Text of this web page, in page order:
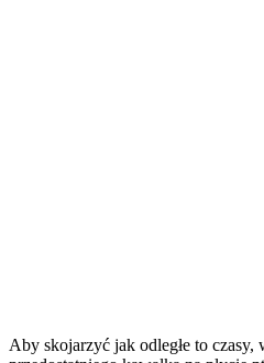
Aby skojarzyć jak odległe to czasy,